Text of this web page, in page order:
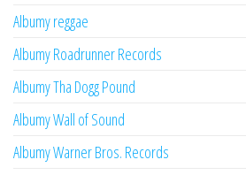
Albumy reggae
Albumy Roadrunner Records
Albumy Tha Dogg Pound
Albumy Wall of Sound
Albumy Warner Bros. Records